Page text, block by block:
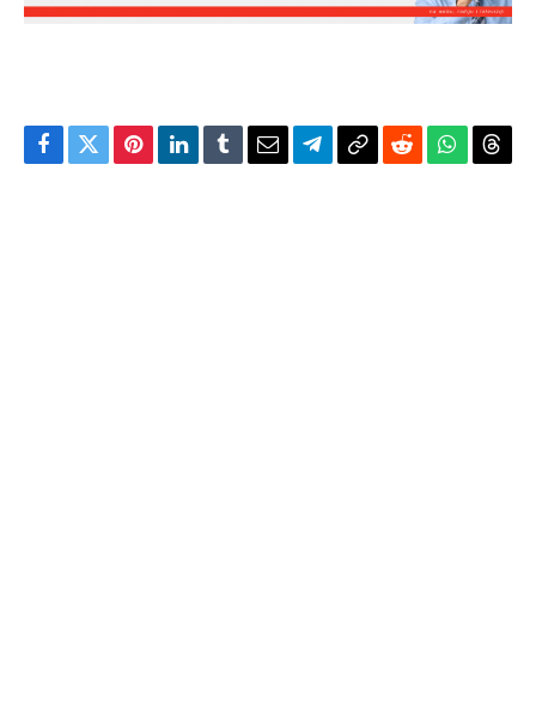
Facebook
TwitterPinterestLinkedIn
TumblrEmailTelegram
CopyReddit